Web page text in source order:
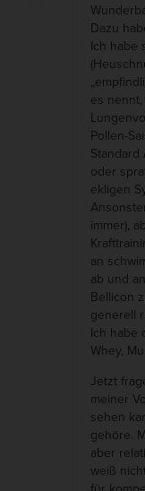
i
z
e
t
m
e
n
s
c
h
e
n
i
n
u
n
s
(
Dazu
Ich habe
es nennt,
Pollen-
oder
ekligen
immer),
an
ab und
Bellicon
generell
Ich habe
Whey,
Jetzt
meiner
sehen
gehöre.
aber
weiß